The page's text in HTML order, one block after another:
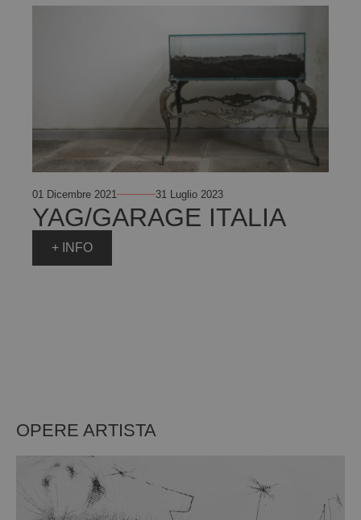
01 Dicembre 2021 31 Luglio 2023
YAG/GARAGE ITALIA
+ INFO
OPERE ARTISTA